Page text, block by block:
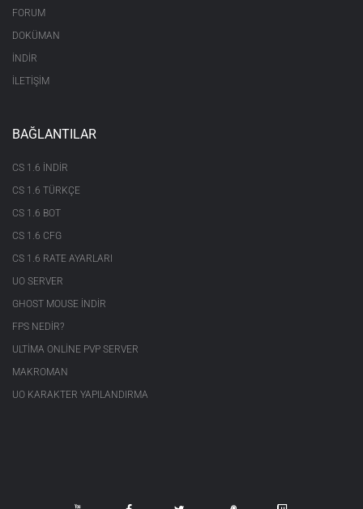
FORUM
DOKÜMAN
İNDİR
İLETİŞİM
BAĞLANTILAR
CS 1.6 INDIR
CS 1.6 TÜRKÇE
CS 1.6 BOT
CS 1.6 CFG
CS 1.6 RATE AYARLARI
UO SERVER
GHOST MOUSE INDIR
FPS NEDIR?
ULTIMA ONLINE PVP SERVER
MAKROMAN
UO KARAKTER YAPILANDIRMA